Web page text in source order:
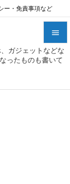
ガジェットなどな
ったものも書いて


メニュ
サイド
ー・免責事項など